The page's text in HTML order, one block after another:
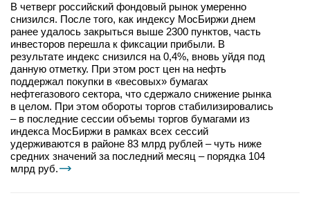
В четверг российский фондовый рынок умеренно
снизился. После того, как индексу МосБиржи днем
ранее удалось закрыться выше 2300 пунктов, часть
инвесторов перешла к фиксации прибыли. В
результате индекс снизился на 0,4%, вновь уйдя под
данную отметку. При этом рост цен на нефть
поддержал покупки в «весовых» бумагах
нефтегазового сектора, что сдержало снижение рынка
в целом. При этом обороты торгов стабилизировались
– в последние сессии объемы торгов бумагами из
индекса МосБиржи в рамках всех сессий
удерживаются в районе 83 млрд рублей – чуть ниже
средних значений за последний месяц – порядка 104
млрд руб.